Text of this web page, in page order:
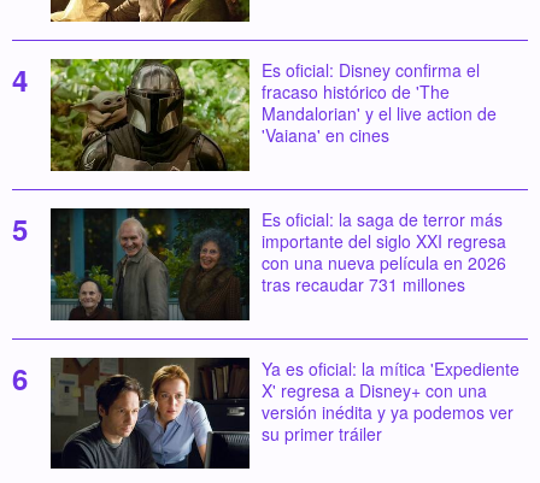
Es oficial: Disney confirma el
fracaso histórico de 'The
Mandalorian' y el live action de
'Vaiana' en cines
Es oficial: la saga de terror más
importante del siglo XXI regresa
con una nueva película en 2026
tras recaudar 731 millones
Ya es oficial: la mítica 'Expediente
X' regresa a Disney+ con una
versión inédita y ya podemos ver
su primer tráiler